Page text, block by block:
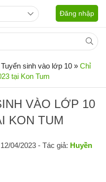
Đăng nhập
Tuyển sinh vào lớp 10 » Chỉ
tại Kon Tum
VÀO LỚP 10
KON TUM
04/2023 - Tác giả: Huyền